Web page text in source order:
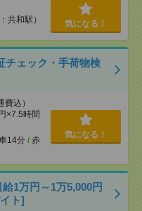
共和駅） 気になる！
チェック・手荷物検
込）
×7.5時間
14分 / 赤
気になる！
1万円～1万5,000円
ト]